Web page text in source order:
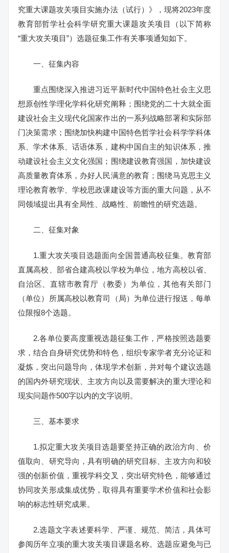
究重大课题攻关项目实施办法（试行）》，现将2023年度
教育部哲学社会科学研究重大课题攻关项目（以下简称
“重大攻关项目”）选题征集工作有关事项通知如下。
一、征集内容
重点围绕深入推进习近平新时代中国特色社会主义思
想原创性学理化学科化研究阐释；围绕党的二十大就全面
建设社会主义现代化国家作出的一系列战略部署和实际部
门决策需求；围绕加快构建中国特色哲学社会科学学科体
系、学术体系、话语体系，建构中国自主的知识体系，推
动建设社会主义文化强国；围绕建设教育强国，加快建设
高质量教育体系，办好人民满意的教育；围绕马克思主义
理论教育教学、学校思政课建设等方面的重大问题，从不
同领域提出具有全局性、战略性、前瞻性的研究选题。
二、征集对象
1.重大攻关项目选题面向全国普通高校征集。教育部
直属高校、部省合建高校以学校为单位，地方高校以省、
自治区、直辖市教育厅（教委）为单位，其他有关部门
（单位）所属高校以教育司（局）为单位进行报送，每单
位限报8个选题。
2.各单位要高度重视选题征集工作，严格按照选题要
求，结合自身研究优势和特色，组织专家学者充分论证和
凝炼，突出问题导向，体现学术创新，并对每个建议选题
的国内外研究现状、主攻方向以及需要解决的重大理论和
现实问题作500字以内的文字说明。
三、基本要求
1.拟定重大攻关项目选题要坚持正确的政治方向、价
值取向、研究导向，具有明确的研究目标、主攻方向和较
强的创新价值，重视学科交叉，突出研究特色，能够通过
协同攻关形成集成优势，取得具有重要学术价值和社会影
响的标志性研究成果。
2.选题文字表述要科学、严谨、规范、简洁，具体可
参阅历年立项的重大攻关项目课题名称。选题应避免与已